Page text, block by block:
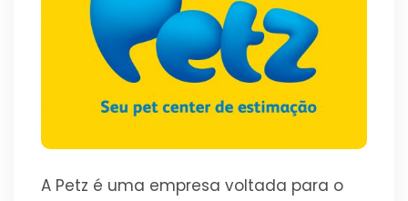
A Petz é uma empresa voltada para o